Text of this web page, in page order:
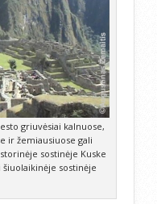
griuvėsiai kalnuose,
ir žemiausiuose gali
sostinėje Kuske
šiuolaikinėje sostinėje